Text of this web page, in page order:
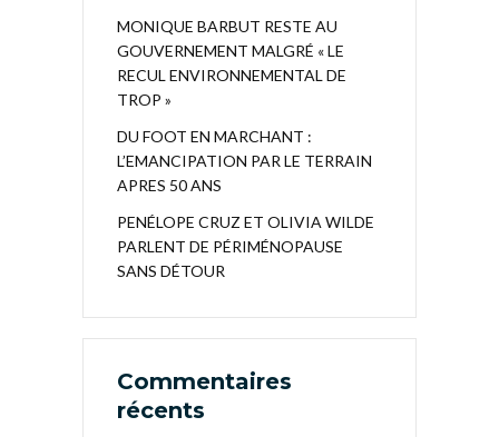
MONIQUE BARBUT RESTE AU
GOUVERNEMENT MALGRÉ « LE
RECUL ENVIRONNEMENTAL DE
TROP »
DU FOOT EN MARCHANT :
L’EMANCIPATION PAR LE TERRAIN
APRES 50 ANS
PENÉLOPE CRUZ ET OLIVIA WILDE
PARLENT DE PÉRIMÉNOPAUSE
SANS DÉTOUR
Commentaires
récents